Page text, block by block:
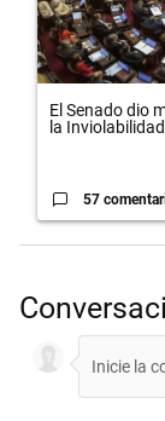
El Senado dio
la
57